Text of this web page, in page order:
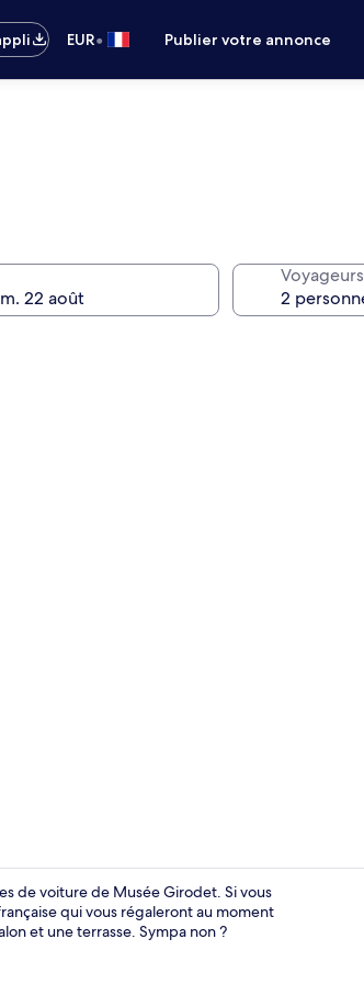
EUR• Publier votre annonce
Voyageurs
de voiture de Musée Girodet. Si vous
qui vous régaleront au moment
et une terrasse. Sympa non ?